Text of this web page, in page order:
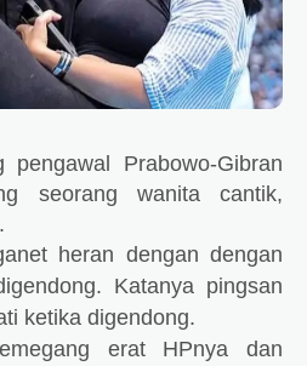
Prabowo-Gibran
seorang wanita cantik,
heran dengan dengan
Katanya pingsan
ketika digendong.
erat HPnya dan